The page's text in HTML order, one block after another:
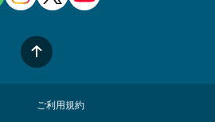
ご利用規約